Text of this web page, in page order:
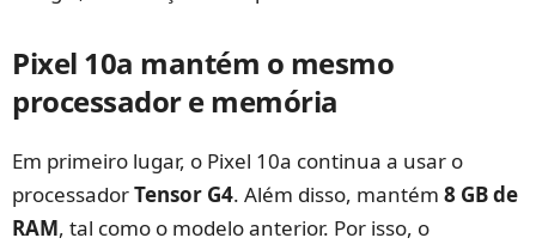
Pixel 10a mantém o mesmo
processador e memória
Em primeiro lugar, o Pixel 10a continua a usar o
processadorTensor G4. Além disso, mantém 8 GB de
RAM, tal como o modelo anterior. Por isso, o